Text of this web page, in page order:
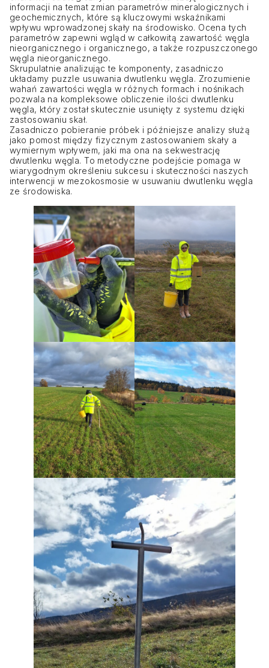
informacji na temat zmian parametrów mineralogicznych i
geochemicznych, które są kluczowymi wskaźnikami
wpływu wprowadzonej skały na środowisko. Ocena tych
parametrów zapewni wgląd w całkowitą zawartość węgla
nieorganicznego i organicznego, a także rozpuszczonego
węgla nieorganicznego.
Skrupulatnie analizując te komponenty, zasadniczo
układamy puzzle usuwania dwutlenku węgla. Zrozumienie
wahań zawartości węgla w różnych formach i nośnikach
pozwala na kompleksowe obliczenie ilości dwutlenku
węgla, który został skutecznie usunięty z systemu dzięki
zastosowaniu skał.
Zasadniczo pobieranie próbek i późniejsze analizy służą
jako pomost między fizycznym zastosowaniem skały a
wymiernym wpływem, jaki ma ona na sekwestrację
dwutlenku węgla. To metodyczne podejście pomaga w
wiarygodnym określeniu sukcesu i skuteczności naszych
interwencji w mezokosmosie w usuwaniu dwutlenku węgla
ze środowiska.